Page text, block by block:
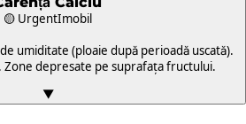
🟡 UrgentImobil
umiditate (ploaie după perioadă uscată).
Zone depresate pe suprafața fructului.
▼